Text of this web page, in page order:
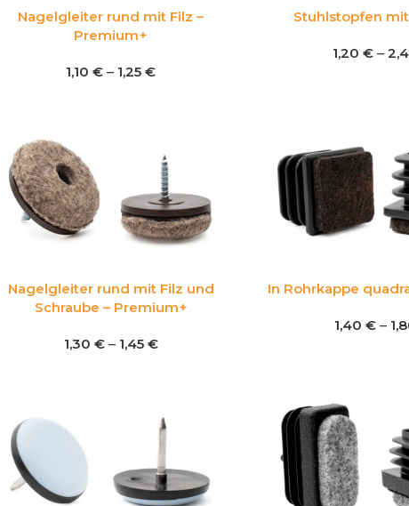
Nagelgleiter rund mit Filz –
Premium+
1,10€ – 1,25€
Stuhlstopfen
1,20 € –
Nagelgleiter rund mit Filz und
Schraube – Premium+
1,30 € – 1,45 €
In Rohrkappe
1,40 € –